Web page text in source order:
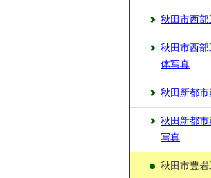
秋田市西
秋田市西
体写真
秋田新都市
秋田新都
写真
秋田市豊